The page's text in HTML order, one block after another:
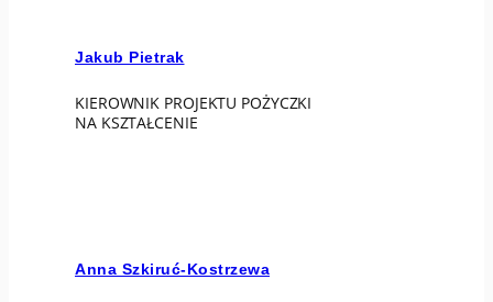
Jakub Pietrak
KIEROWNIK PROJEKTU POŻYCZKI
NA KSZTAŁCENIE
Anna Szkiruć-Kostrzewa